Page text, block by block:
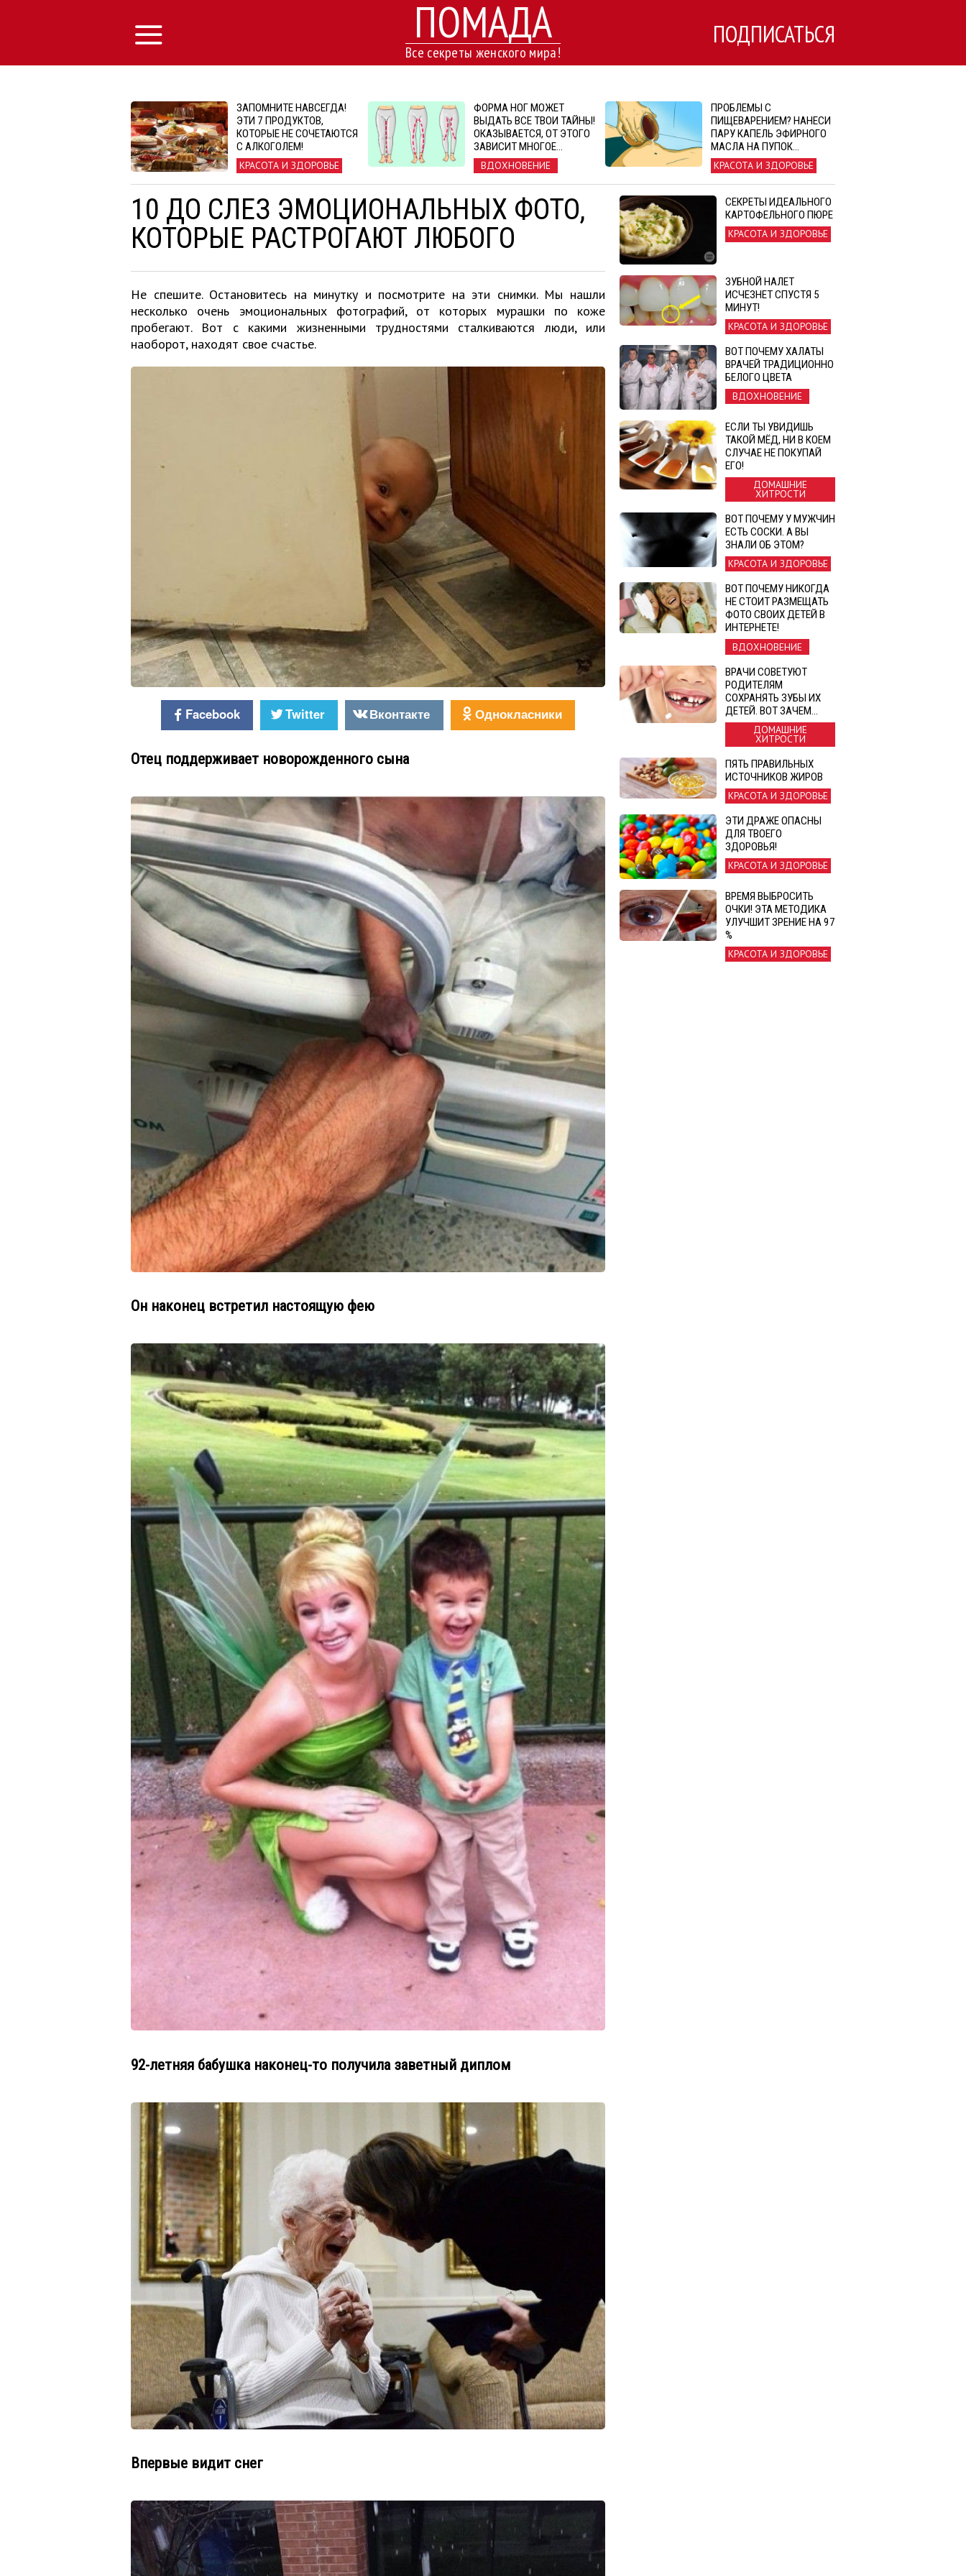
ПОМАДА
Все секреты женского мира!
ПОДПИСАТЬСЯ
ЗАПОМНИТЕ НАВСЕГДА!
ЭТИ 7 ПРОДУКТОВ,
КОТОРЫЕ НЕ СОЧЕТАЮТСЯ
С АЛКОГОЛЕМ!
КРАСОТА И ЗДОРОВЬЕ
ФОРМА НОГ МОЖЕТ
ВЫДАТЬ ВСЕ ТВОИ ТАЙНЫ!
ОКАЗЫВАЕТСЯ, ОТ ЭТОГО
ЗАВИСИТ МНОГОЕ…
ВДОХНОВЕНИЕ
ПРОБЛЕМЫ С
ПИЩЕВАРЕНИЕМ? НАНЕСИ
ПАРУ КАПЕЛЬ ЭФИРНОГО
МАСЛА НА ПУПОК...
КРАСОТА И ЗДОРОВЬЕ
10 ДО СЛЕЗ ЭМОЦИОНАЛЬНЫХ ФОТО,
КОТОРЫЕ РАСТРОГАЮТ ЛЮБОГО
Не спешите. Остановитесь на минутку и посмотрите на эти снимки. Мы нашли
несколько очень эмоциональных фотографий, от которых мурашки по коже
пробегают. Вот с какими жизненными трудностями сталкиваются люди, или
наоборот, находят свое счастье.
Facebook Twitter Вконтакте Однокласники
Отец поддерживает новорожденного сына
Он наконец встретил настоящую фею
92-летняя бабушка наконец-то получила заветный диплом
Впервые видит снег
СЕКРЕТЫ ИДЕАЛЬНОГО
КАРТОФЕЛЬНОГО ПЮРЕ
КРАСОТА И ЗДОРОВЬЕ
ЗУБНОЙ НАЛЕТ
ИСЧЕЗНЕТ СПУСТЯ 5
МИНУТ!
КРАСОТА И ЗДОРОВЬЕ
ВОТ ПОЧЕМУ ХАЛАТЫ
ВРАЧЕЙ ТРАДИЦИОННО
БЕЛОГО ЦВЕТА
ВДОХНОВЕНИЕ
ЕСЛИ ТЫ УВИДИШЬ
ТАКОЙ МЁД, НИ В КОЕМ
СЛУЧАЕ НЕ ПОКУПАЙ
ЕГО!
ДОМАШНИЕ
ХИТРОСТИ
ВОТ ПОЧЕМУ У МУЖЧИН
ЕСТЬ СОСКИ. А ВЫ
ЗНАЛИ ОБ ЭТОМ?
КРАСОТА И ЗДОРОВЬЕ
ВОТ ПОЧЕМУ НИКОГДА
НЕ СТОИТ РАЗМЕЩАТЬ
ФОТО СВОИХ ДЕТЕЙ В
ИНТЕРНЕТЕ!
ВДОХНОВЕНИЕ
ВРАЧИ СОВЕТУЮТ
РОДИТЕЛЯМ
СОХРАНЯТЬ ЗУБЫ ИХ
ДЕТЕЙ. ВОТ ЗАЧЕМ…
ДОМАШНИЕ
ХИТРОСТИ
ПЯТЬ ПРАВИЛЬНЫХ
ИСТОЧНИКОВ ЖИРОВ
КРАСОТА И ЗДОРОВЬЕ
ЭТИ ДРАЖЕ ОПАСНЫ
ДЛЯ ТВОЕГО
ЗДОРОВЬЯ!
КРАСОТА И ЗДОРОВЬЕ
ВРЕМЯ ВЫБРОСИТЬ
ОЧКИ! ЭТА МЕТОДИКА
УЛУЧШИТ ЗРЕНИЕ НА 97
%
КРАСОТА И ЗДОРОВЬЕ